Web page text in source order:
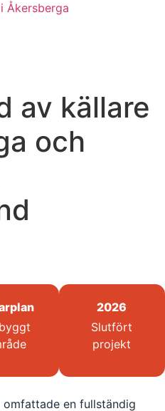
Åkersberga
av källare
och
2026
Slutfört
projekt
en fullständig